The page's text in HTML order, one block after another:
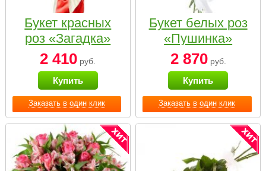
Заказать в один клик
Букет красных
роз «Загадка»
2 410 руб.
Купить
Заказать в один клик
Букет белых роз
«Пушинка»
2 870руб.
Купить